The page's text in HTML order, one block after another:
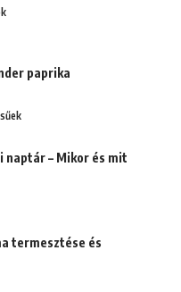
paprika
naptár – Mikor és mit
termesztése és